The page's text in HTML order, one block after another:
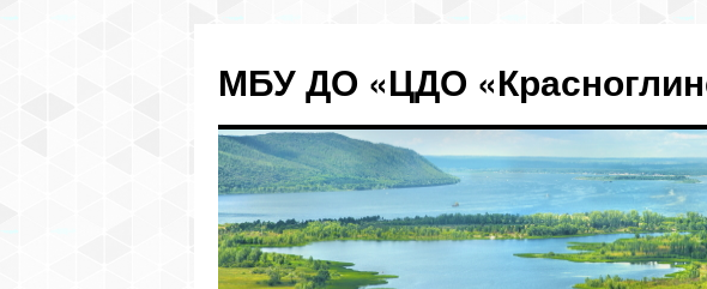
МБУ ДО «ЦДО